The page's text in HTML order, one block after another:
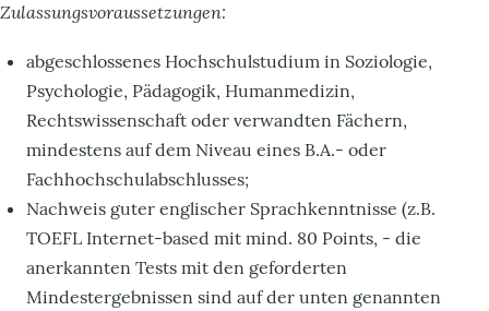
Zulassungsvoraussetzungen:
abgeschlossenes Hochschulstudium in Soziologie,
Psychologie, Pädagogik, Humanmedizin,
Rechtswissenschaft oder verwandten Fächern,
mindestens auf dem Niveau eines B.A.- oder
Fachhochschulabschlusses;
Nachweis guter englischer Sprachkenntnisse (z.B.
TOEFL Internet-based mit mind. 80 Points, - die
anerkannten Tests mit den geforderten
Mindestergebnissen sind auf der unten genannten